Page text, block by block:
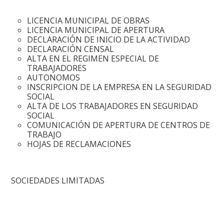
LICENCIA MUNICIPAL DE OBRAS
LICENCIA MUNICIPAL DE APERTURA
DECLARACIÓN DE INICIO DE LA ACTIVIDAD
DECLARACIÓN CENSAL
ALTA EN EL REGIMEN ESPECIAL DE
TRABAJADORES
AUTONOMOS
INSCRIPCION DE LA EMPRESA EN LA SEGURIDAD
SOCIAL
ALTA DE LOS TRABAJADORES EN SEGURIDAD
SOCIAL
COMUNICACIÓN DE APERTURA DE CENTROS DE
TRABAJO
HOJAS DE RECLAMACIONES
SOCIEDADES LIMITADAS